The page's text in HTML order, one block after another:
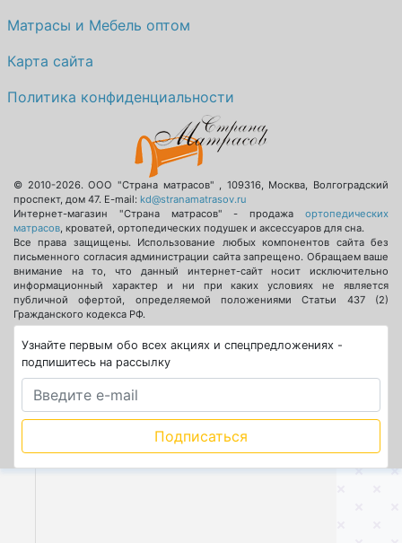
Матрасы и Мебель оптом
Карта сайта
Политика конфиденциальности
© 2010-2026.ООО "Страна матрасов" 109316, Москва
Волгоградский
проспект, дом 47. E-mail: kd@stranamatrasov.ru
Интернет-магазин "Страна матрасов" - продажа ортопедических
матрасов , кроватей, ортопедических подушек и аксессуаров для сна.
Все права защищены. Использование любых компонентов сайта без
письменного согласия администрации сайта запрещено. Обращаем ваше
внимание на то, что данный интернет-сайт носит исключительно
информационный характер и ни при каких условиях не является
публичной офертой, определяемой положениями Статьи 437 (2)
Гражданского кодекса РФ.
Узнайте первым обо всех акциях и спецпредложениях -
подпишитесь на рассылку